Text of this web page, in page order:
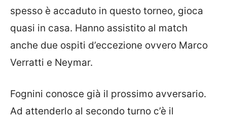
spesso è accaduto in questo torneo, gioca
quasi in casa. Hanno assistito al match
anche due ospiti d’eccezione ovvero Marco
Verratti e Neymar.
Fognini conosce già il prossimo avversario.
Ad attenderlo al secondo turno c’è il